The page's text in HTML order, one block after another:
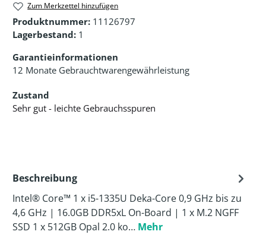
Zum Merkzettel hinzufügen
Produktnummer: 11126797
Lagerbestand: 1
Garantieinformationen
12 Monate Gebrauchtwarengewährleistung
Zustand
Sehr gut - leichte Gebrauchsspuren
Beschreibung
Intel® Core™ 1 x i5-1335U Deka-Core 0,9 GHz bis zu
4,6 GHz | 16.0GB DDR5xL On-Board | 1 x M.2 NGFF
SSD 1 x 512GB Opal 2.0 ko… Mehr